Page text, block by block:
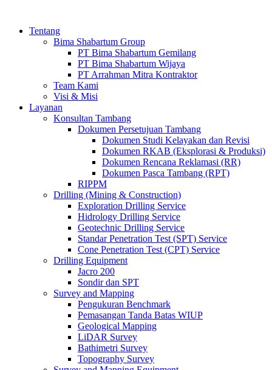
Tentang
Bima Shabartum Group
PT Bima Shabartum Gemilang
PT Bima Shabartum Wijaya
PT Arrahman Mitra Kontraktor
Team Kami
Visi & Misi
Layanan
Konsultan Tambang
Dokumen Persetujuan Tambang
Dokumen Studi Kelayakan dan Revisi
Dokumen RKAB (Eksplorasi & Produksi)
Dokumen Rencana Reklamasi (RR)
Dokumen Pasca Tambang (RPT)
RIPPM
Drilling (Mining & Construction)
Exploration Drilling Service
Hidrology Drilling Service
Geotechnic Drilling Service
Standar Penetration Test (SPT) Service
Cone Penetration Test (CPT) Service
Drilling Equipment
Jacro 200
Sondir dan SPT
Survey and Mapping
Pengukuran Benchmark
Pemasangan Tanda Batas WIUP
Geological Mapping
LiDAR Survey
Bathimetri Survey
Topography Survey